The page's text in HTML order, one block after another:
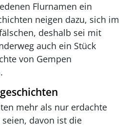
Flurnamen ein
neigen dazu, sich im
deshalb sei mit
auch ein Stück
von Gempen
mehr als nur erdachte
davon ist die